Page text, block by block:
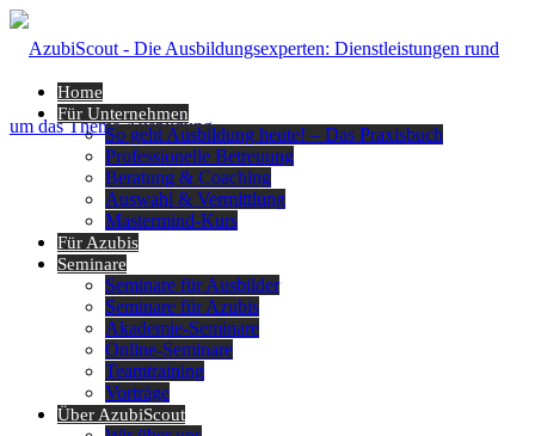
Home
Für Unternehmen
So geht Ausbildung heute! – Das Praxisbuch
Professionelle Betreuung
Beratung & Coaching
Auswahl & Vermittlung
Mastermind-Kurs
Für Azubis
Seminare
Seminare für Ausbilder
Seminare für Azubis
Akademie-Seminare
Online-Seminare
Teamtraining
Vorträge
Über AzubiScout